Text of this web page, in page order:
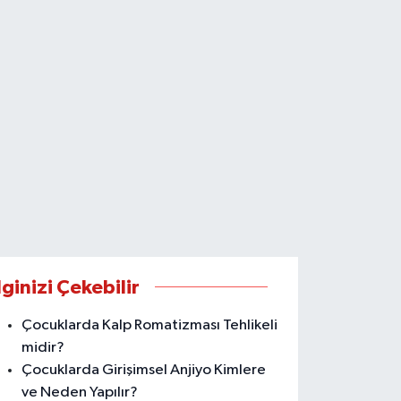
Çekebilir
Çocuklarda Kalp Romatizması Tehlikeli
midir?
Çocuklarda Girişimsel Anjiyo Kimlere
ve Neden Yapılır?